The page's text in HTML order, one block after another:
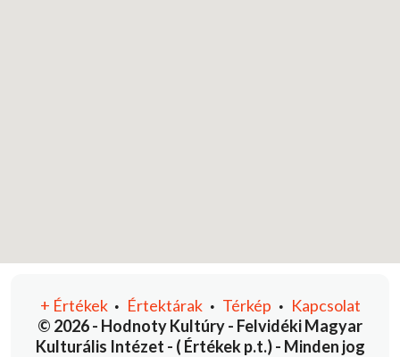
© 2026 - Hodnoty Kultúry - Felvidéki Magyar
Kulturális Intézet - ( Értékek p.t.) - Minden jog
+ Értékek • Értektárak• Térkép • Kapcsolat